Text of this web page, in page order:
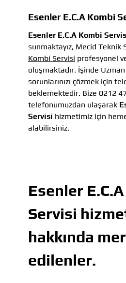
Esenler E.C.A Kombi
Esenler E.C.A Kombi
sunmaktayız, Mecid Teknik
Kombi Servisi profesyonel
oluşmaktadır. İşinde
sorunlarınızı çözmek için
beklemektedir. Bize 0212
telefonumuzdan ulaşarak
Servisi hizmetimiz için
alabilirsiniz.
Esenler
Servisi
hakkında
edilenler.